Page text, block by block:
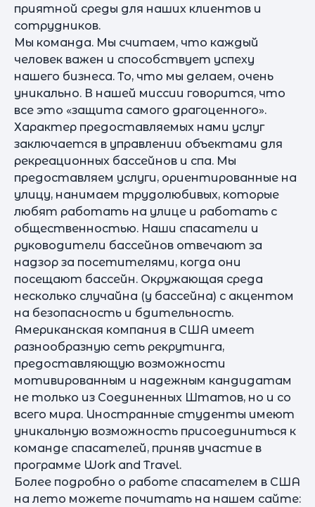
приятной среды для наших клиентов и
сотрудников.
Мы команда. Мы считаем, что каждый
человек важен и способствует успеху
нашего бизнеса. То, что мы делаем, очень
уникально. В нашей миссии говорится, что
все это «защита самого драгоценного».
Характер предоставляемых нами услуг
заключается в управлении объектами для
рекреационных бассейнов и спа. Мы
предоставляем услуги, ориентированные на
улицу, нанимаем трудолюбивых, которые
любят работать на улице и работать с
общественностью. Наши спасатели и
руководители бассейнов отвечают за
надзор за посетителями, когда они
посещают бассейн. Окружающая среда
несколько случайна (у бассейна) с акцентом
на безопасность и бдительность.
Американская компания в США имеет
разнообразную сеть рекрутинга,
предоставляющую возможности
мотивированным и надежным кандидатам
не только из Соединенных Штатов, но и со
всего мира. Иностранные студенты имеют
уникальную возможность присоединиться к
команде спасателей, приняв участие в
программе Work and Travel.
Более подробно о работе спасателем в США
на лето можете почитать на нашем сайте: